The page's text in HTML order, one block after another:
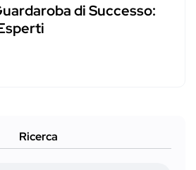
di Successo:
Ricerca